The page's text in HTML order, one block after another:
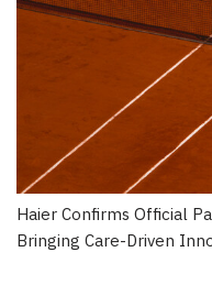
Haier Confirms Official
Bringing Care-Driven